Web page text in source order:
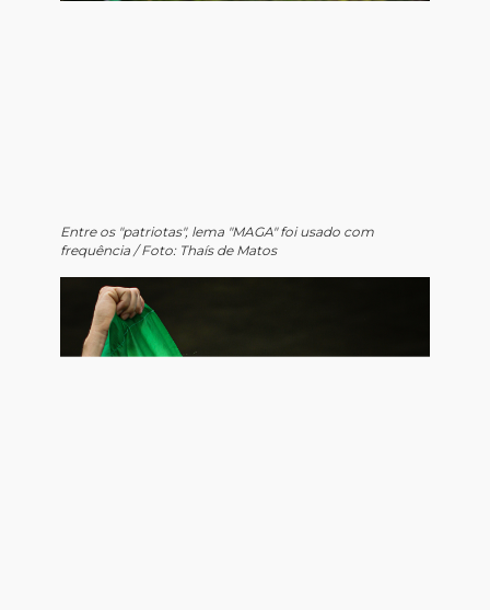
Entre os "patriotas", lema "MAGA" foi usado com
frequência / Foto: Thaís de Matos